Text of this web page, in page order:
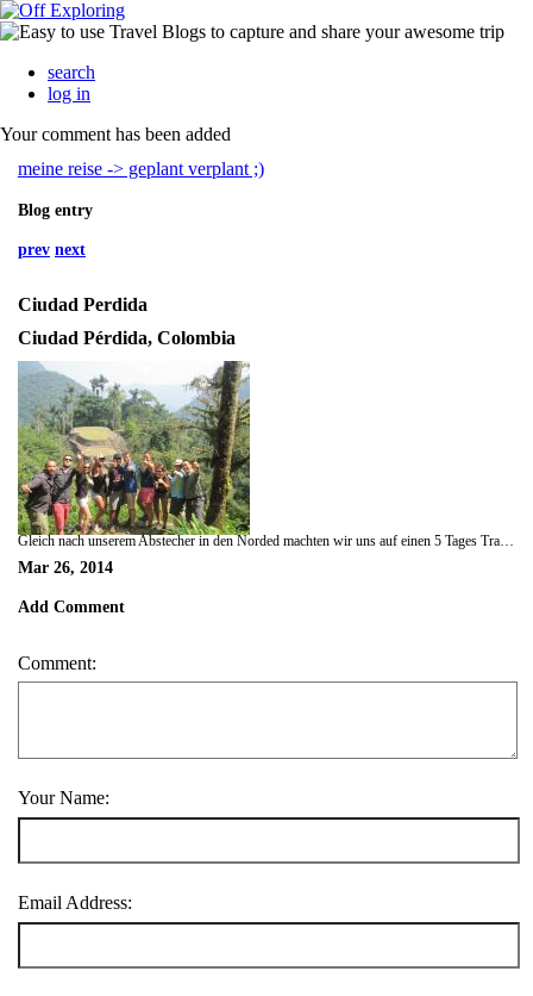
search
log in
Your comment has been added
meine reise -> geplant verplant ;)
Blog entry
prev next
Ciudad Perdida
Ciudad Pérdida, Colombia
Mar 26, 2014
Add Comment
Comment:
Your Name:
Email Address: